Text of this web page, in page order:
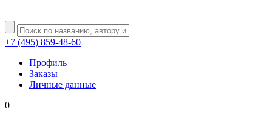
+7 (495) 859-48-60
Профиль
Заказы
Личные данные
0